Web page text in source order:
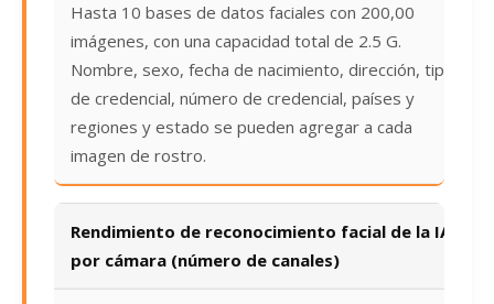
Hasta 10 bases de datos faciales con 200,00
imágenes, con una capacidad total de 2.5 G.
Nombre, sexo, fecha de nacimiento, dirección, tipo
de credencial, número de credencial, países y
regiones y estado se pueden agregar a cada
imagen de rostro.
Rendimiento de reconocimiento facial de la IA
por cámara (número de canales)